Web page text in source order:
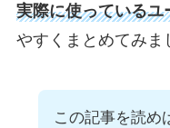
実際に使っている
やすくまとめてみま
この記事を読め